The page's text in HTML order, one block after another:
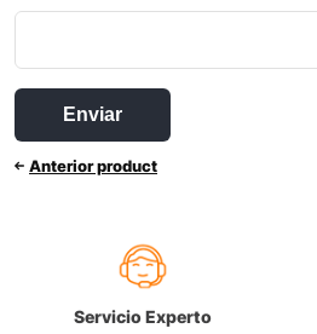
Anterior product
Servicio Experto